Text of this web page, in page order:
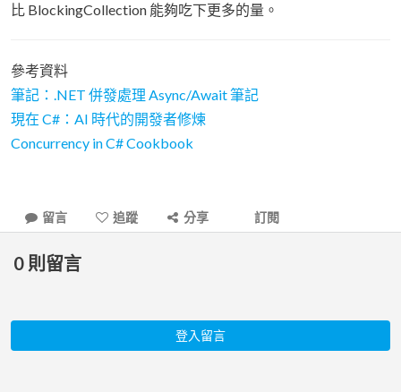
比 BlockingCollection 能夠吃下更多的量。
參考資料
筆記：.NET 併發處理 Async/Await 筆記
現在 C#：AI 時代的開發者修煉
Concurrency in C# Cookbook
留言 追蹤 分享 訂閱
0 則留言
登入留言